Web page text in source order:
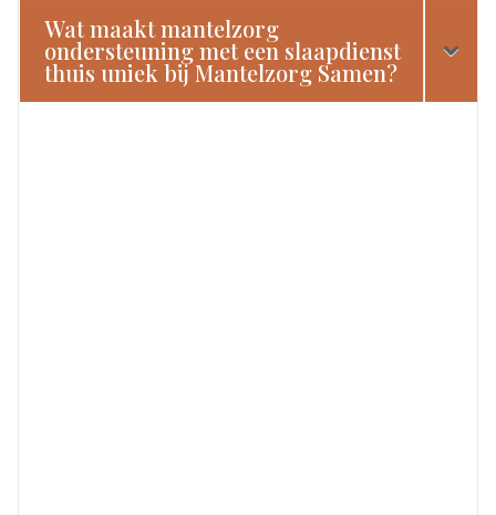
Wat maakt mantelzorg
ondersteuning met een slaapdienst
thuis uniek bij Mantelzorg Samen?